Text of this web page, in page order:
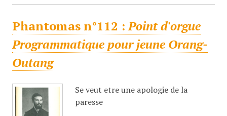
Phantomas n°112 :Point d'orgue
Programmatique pour jeune Orang-
Outang
Se veut etre une apologie de la
paresse